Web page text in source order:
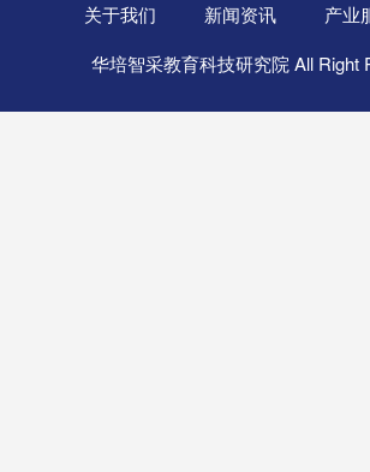
关于我们 新闻资讯
产业
华培智采教育科技研究院 All Right